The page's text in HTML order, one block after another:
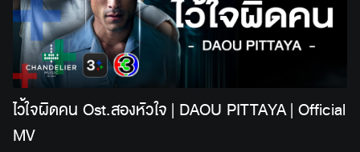
ไว้ใจผิดคน Ost.สองหัวใจ | DAOU PITTAYA | Official
MV